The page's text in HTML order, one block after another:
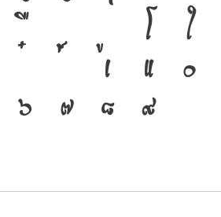
โ ใ
เ แ ๐
๖ ๗ ๘ ๙